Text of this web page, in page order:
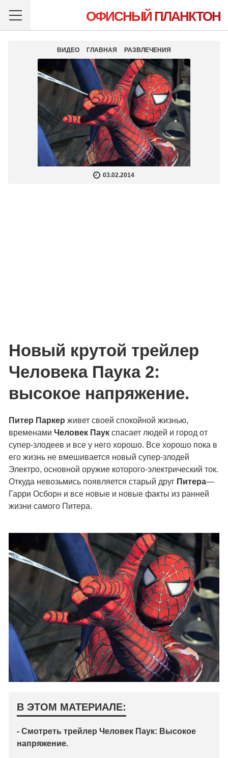
ОФИСНЫЙ ПЛАНКТОН
ВИДЕО ГЛАВНАЯ РАЗВЛЕЧЕНИЯ
03.02.2014
Новый крутой трейлер
Человека Паука 2:
высокое напряжение.
Питер Паркер живет своей спокойной жизнью,
временами Человек Паук спасает людей и город от
супер-злодеев и все у него хорошо. Все хорошо пока в
его жизнь не вмешивается новый супер-злодей
Электро, основной оружие которого-электрический ток.
Откуда невозьмись появляется старый друг Питера—
Гарри Осборн и все новые и новые факты из ранней
жизни самого Питера.
В ЭТОМ МАТЕРИАЛЕ:
- Смотреть трейлер Человек Паук: Высокое
напряжение.